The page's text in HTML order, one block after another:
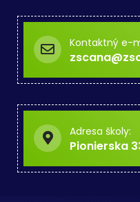
Kontaktný e-
Adresa školy:
Pionierska